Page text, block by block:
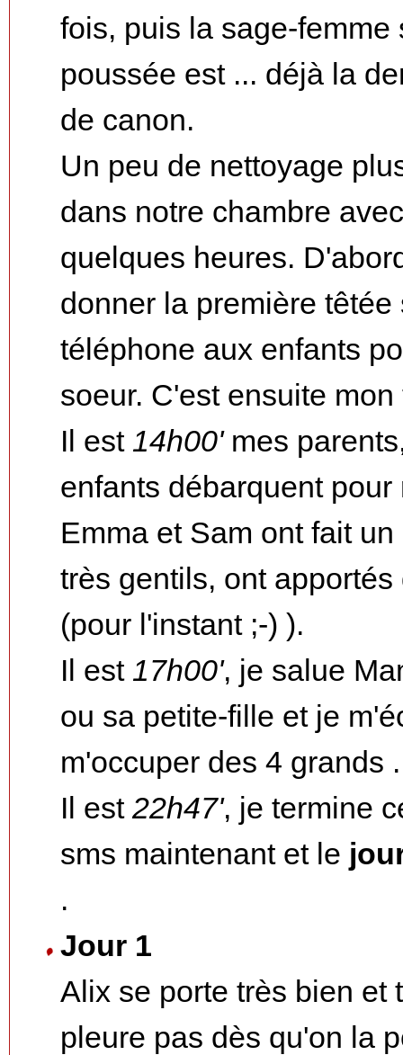
fois, puis la sage-
poussée est ... déjà la
de canon.
Un peu de nettoyage
dans notre chambre
quelques heures.
donner la première
téléphone aux enfants
soeur. C'est ensuite
Il est 14h00'mes
enfants débarquent
Emma et Sam ont fait
très gentils, ont
(pour l'instant ;-) ).
Il est 17h00', je salue
ou sa petite-fille et je
m'occuper des 4 grands
Il est 22h47', je termine
sms maintenant et le
.
Jour 1
Alix se porte très bien et
pleure pas dès qu'on la